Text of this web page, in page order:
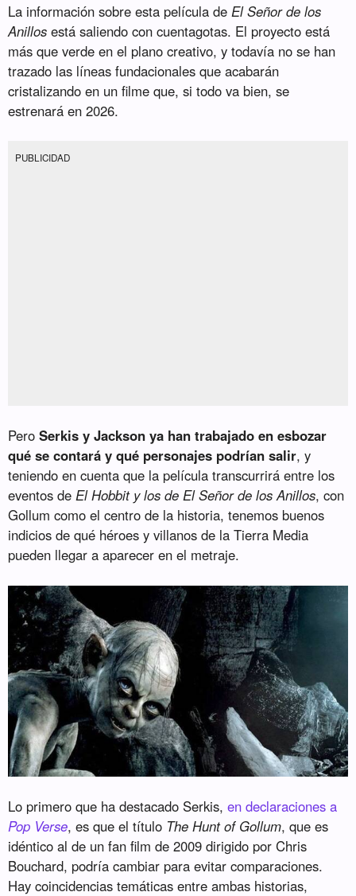
La información sobre esta película de El Señor de los
Anillos está saliendo con cuentagotas. El proyecto está
más que verde en el plano creativo, y todavía no se han
trazado las líneas fundacionales que acabarán
cristalizando en un filme que, si todo va bien, se
estrenará en 2026.
PUBLICIDAD
PeroSerkis y Jackson ya han trabajado en esbozar
qué se contará y qué personajes podrían salir, y
teniendo en cuenta que la película transcurrirá entre los
eventos deEl Hobbit y los de El Señor de los Anillos, con
Gollum como el centro de la historia, tenemos buenos
indicios de qué héroes y villanos de la Tierra Media
pueden llegar a aparecer en el metraje.
Lo primero que ha destacado Serkis,en declaraciones a
Pop Verse, es que el título The Hunt of Gollum, que es
idéntico al de un fan film de 2009 dirigido por Chris
Bouchard, podría cambiar para evitar comparaciones.
Hay coincidencias temáticas entre ambas historias,